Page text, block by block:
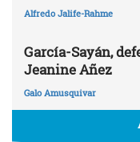
Alfredo Jalife-Rahme
García-Sayán,
Jeanine Añez
Galo Amusquivar